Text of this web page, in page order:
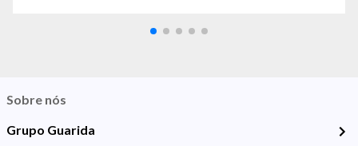
Sobre nós
Grupo Guarida